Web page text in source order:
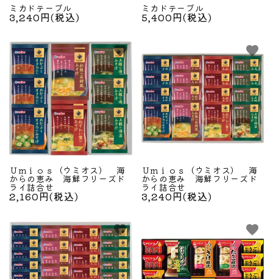
ミカドテーブル
3,240円(税込)
ミカドテーブル
5,400円(税込)
Ｕｍｉｏｓ（ウミオス） 海
からの恵み 海鮮フリーズド
ライ詰合せ
2,160円(税込)
favorite
Ｕｍｉｏｓ（ウミオス） 海
からの恵み 海鮮フリーズド
ライ詰合せ
3,240円(税込)
favorite
favorite favorite
カテゴリー
検索する